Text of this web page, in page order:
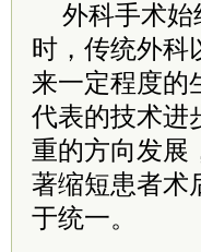
外科手术始
时，传统外科
来一定程度的
代表的技术进
重的方向发展
著缩短患者术
于统一。